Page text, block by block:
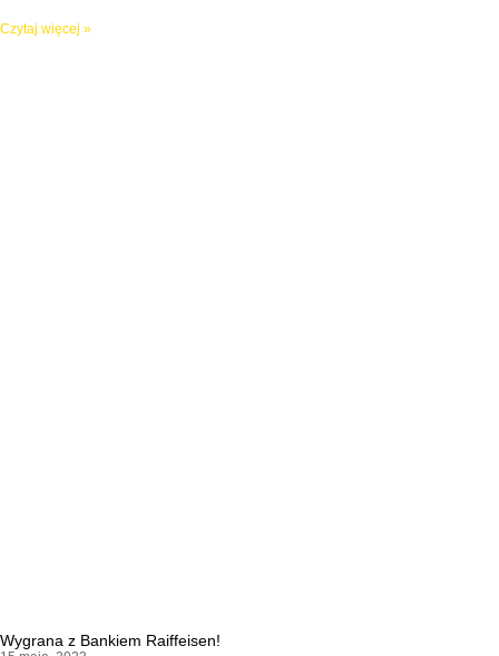
Czytaj więcej »
Wygrana z Bankiem Raiffeisen!